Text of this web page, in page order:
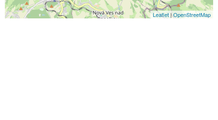
Leaflet|OpenStreetMap